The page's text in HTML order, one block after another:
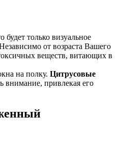
только визуальное
от возраста Вашего
веществ, витающих в
на полку. Цитрусовые
внимание, привлекая его